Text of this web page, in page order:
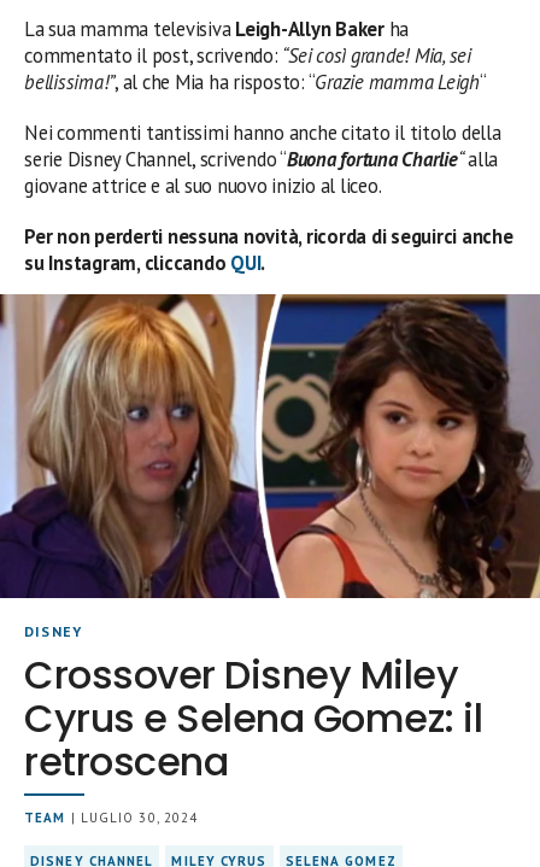
La sua mamma televisivaLeigh-Allyn Bakerha
commentato il post, scrivendo: “Sei così grande! Mia, sei
bellissima!”, al che Mia ha risposto: “Grazie mamma Leigh“
Nei commenti tantissimi hanno anche citato il titolo della
serie Disney Channel, scrivendo “Buona fortuna Charlie“alla
giovane attrice e al suo nuovo inizio al liceo.
Per non perderti nessuna novità, ricorda di seguirci anche
su Instagram, cliccando QUI.
DISNEY
Crossover Disney Miley
Cyrus e Selena Gomez: il
retroscena
TEAM | LUGLIO 30, 2024
DISNEY CHANNEL MILEY CYRUS SELENA GOMEZ